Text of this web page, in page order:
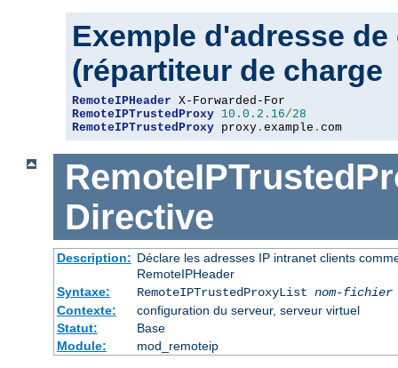
Exemple d'adresse
(répartiteur de charge
RemoteIPHeader
RemoteIPTrustedProxy 10.0 . 2.16/28
RemoteIPTrustedProxy proxy . example . com
Directive
Description: Déclare les adresses IP intranet clients
RemoteIPHeader
Syntaxe:
RemoteIPTrustedProxyList nom-fichier
Contexte:
configuration du serveur, serveur virtuel
Statut:
Base
Module:
mod_remoteip